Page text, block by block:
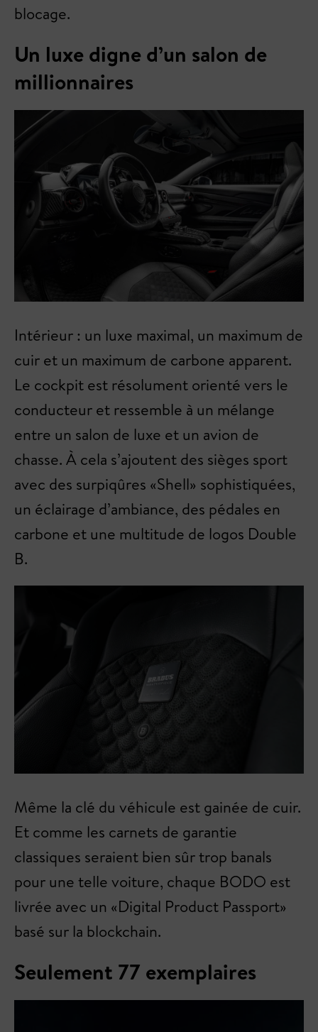
blocage.
Un luxe digne d’un salon de
millionnaires
Intérieur : un luxe maximal, un maximum de
cuir et un maximum de carbone apparent.
Le cockpit est résolument orienté vers le
conducteur et ressemble à un mélange
entre un salon de luxe et un avion de
chasse. À cela s’ajoutent des sièges sport
avec des surpiqûres «Shell» sophistiquées,
un éclairage d’ambiance, des pédales en
carbone et une multitude de logos Double
B.
Même la clé du véhicule est gainée de cuir.
Et comme les carnets de garantie
classiques seraient bien sûr trop banals
pour une telle voiture, chaque BODO est
livrée avec un «Digital Product Passport»
basé sur la blockchain.
Seulement 77 exemplaires